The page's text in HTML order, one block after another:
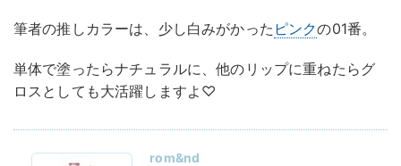
筆者の推しカラーは、少し白みがかった ピンクの01番。
単体で塗ったらナチュラルに、他のリップに重ねたらグ
ロスとしても大活躍しますよ♡
rom&nd